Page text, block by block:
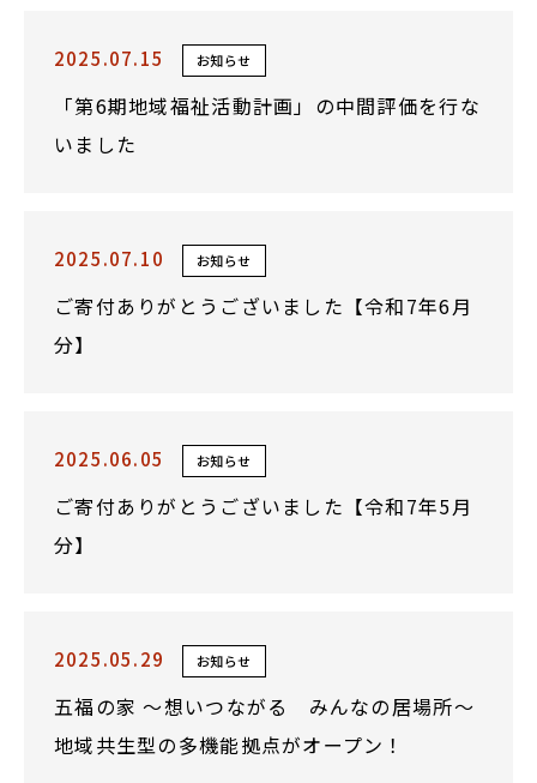
2025.07.15 お知らせ
「第6期地域福祉活動計画」の中間評価を行な
いました
2025.07.10 お知らせ
ご寄付ありがとうございました【令和7年6月
分】
2025.06.05 お知らせ
ご寄付ありがとうございました【令和7年5月
分】
2025.05.29 お知らせ
五福の家 ～想いつながる みんなの居場所～
地域共生型の多機能拠点がオープン！